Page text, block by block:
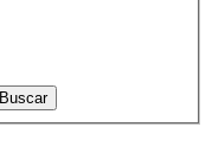
Buscar